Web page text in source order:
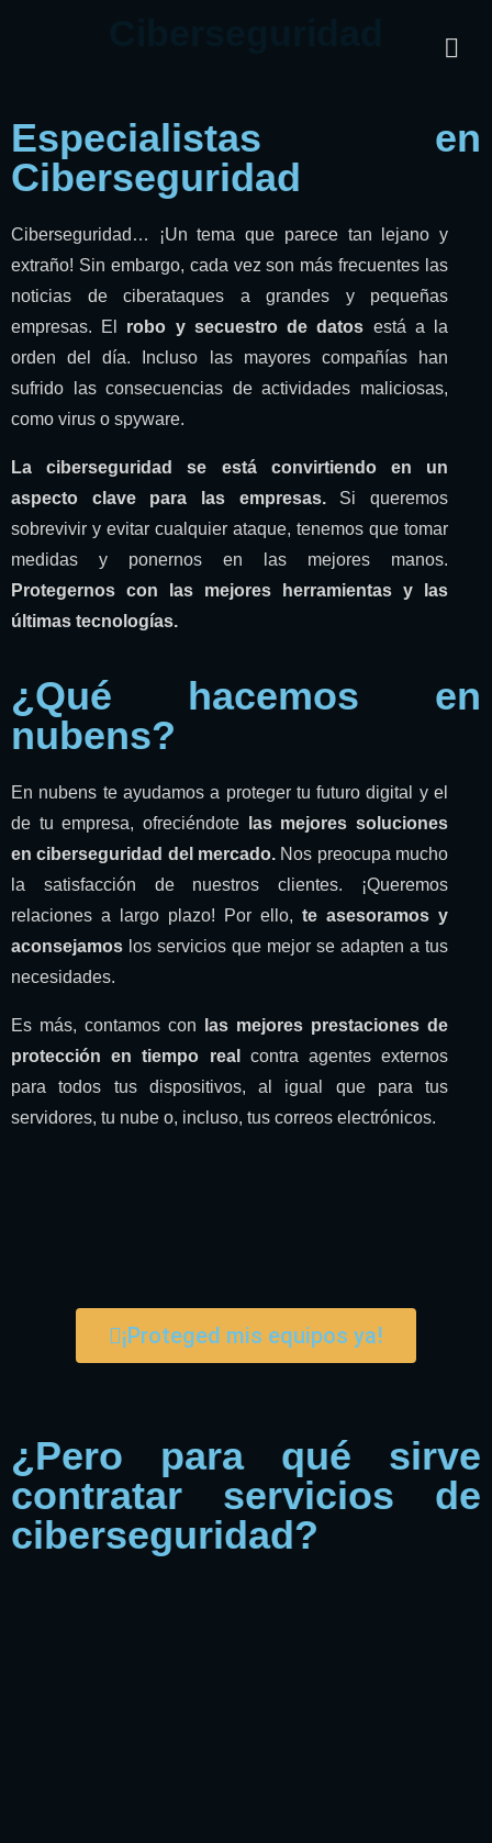
Especialistas en
Ciberseguridad
Ciberseguridad… ¡Un tema que parece tan lejano y
extraño! Sin embargo, cada vez son más frecuentes las
noticias de ciberataques a grandes y pequeñas
empresas. El robo y secuestro de datos está a la
orden del día. Incluso las mayores compañías han
sufrido las consecuencias de actividades maliciosas,
como virus o spyware.
La ciberseguridad se está convirtiendo en un
aspecto clave para las empresas. Si queremos
sobrevivir y evitar cualquier ataque, tenemos que tomar
medidas y ponernos en las mejores manos.
Protegernos con las mejores herramientas y las
últimas tecnologías.
¿Qué hacemos en
nubens?
En nubens te ayudamos a proteger tu futuro digital y el
de tu empresa, ofreciéndote
las mejores soluciones
en ciberseguridad del mercado. Nos preocupa mucho
la satisfacción de nuestros clientes. ¡Queremos
relaciones a largo plazo! Por ello, te asesoramos y
aconsejamos los servicios que mejor se adapten a tus
necesidades.
Es más, contamos con
las mejores prestaciones de
protección en tiempo real
contra agentes externos
para todos tus dispositivos, al igual que para tus
servidores, tu nube o, incluso, tus correos electrónicos.
¡Proteged mis equipos ya!
¿Pero para qué sirve
contratar servicios de
ciberseguridad?